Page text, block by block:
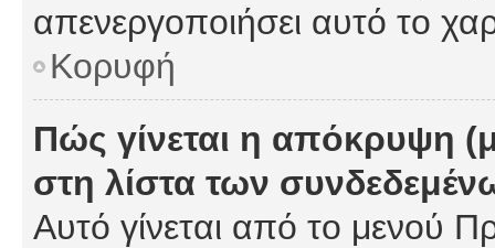
απενεργοποιήσει αυτό το
Κορυφή
Πώς γίνεται η απόκρυψη
στη λίστα των
Αυτό γίνεται από το μενού